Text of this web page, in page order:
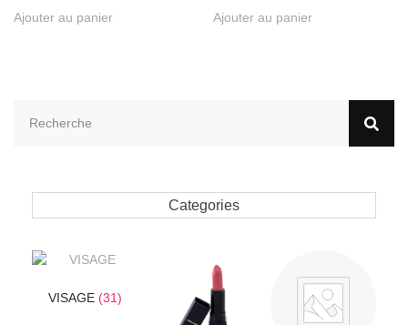
Ajouter au panier Ajouter au panier
Categories
VISAGE (31)